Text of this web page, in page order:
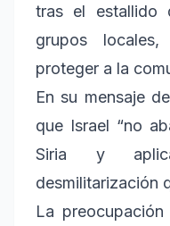
tras el estallido
grupos
proteger a la
En su mensaje
que Israel “no
Siria y
desmilitarización
La